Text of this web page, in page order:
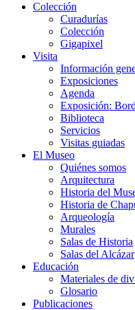
Colección
Curadurías
Colección
Gigapixel
Visita
Información
Exposiciones
Agenda
Exposición:
Biblioteca
Servicios
Visitas guiadas
El Museo
Quiénes somos
Arquitectura
Historia del
Historia de
Arqueología
Murales
Salas de Historia
Salas del Alcázar
Educación
Materiales de
Glosario
Publicaciones